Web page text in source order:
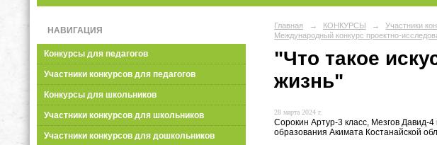
НАВИГАЦИЯ
Конкурсы для педагогов
Участники конкурсов для педагогов
Конкурсы для школьников
Участники конкурсов для школьников
Участники конкурсов для дошкольников
Главная → КОНКУРСЫ → Участники
Международный конкурс проектно-
"Что такое
жизнь"
28 марта 2024 г.
Сорокин Артур-3 класс, Мезгов Давид-
образования Акимата Костанайской